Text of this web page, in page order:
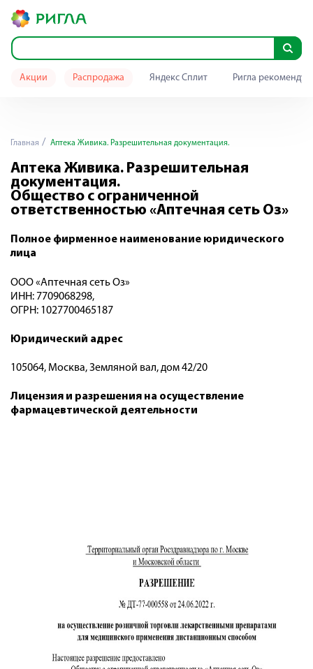
Акции Распродажа Яндекс Сплит Ригла
Главная Аптека Живика. Разрешительная документация.
Аптека Живика. Разрешительная
документация.
Общество с ограниченной
ответственностью «Аптечная сеть Оз»
Полное фирменное наименование юридического
лица
ООО «Аптечная сеть Оз»
ИНН: 7709068298,
ОГРН: 1027700465187
Юридический адрес
105064, Москва, Земляной вал, дом 42/20
Лицензия и разрешения на осуществление
фармацевтической деятельности